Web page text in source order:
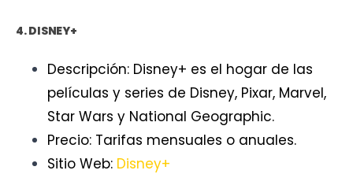
4. DISNEY+
Descripción: Disney+ es el hogar de las
películas y series de Disney, Pixar, Marvel,
Star Wars y National Geographic.
Precio: Tarifas mensuales o anuales.
Sitio Web: Disney+